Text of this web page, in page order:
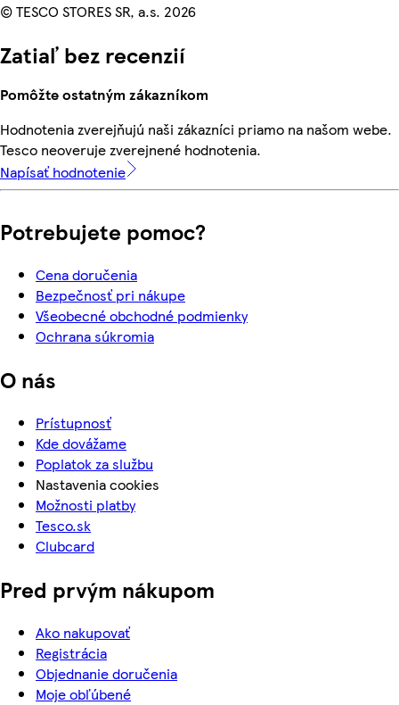
© TESCO STORES SR, a.s. 2026
Zatiaľ bez recenzií
Pomôžte ostatným zákazníkom
Hodnotenia zverejňujú naši zákazníci priamo na našom webe.
Tesco neoveruje zverejnené hodnotenia.
Napísať hodnotenie
Potrebujete pomoc?
Cena doručenia
Bezpečnosť pri nákupe
Všeobecné obchodné podmienky
Ochrana súkromia
O nás
Prístupnosť
Kde dovážame
Poplatok za službu
Nastavenia cookies
Možnosti platby
Tesco.sk
Clubcard
Pred prvým nákupom
Ako nakupovať
Registrácia
Objednanie doručenia
Moje obľúbené